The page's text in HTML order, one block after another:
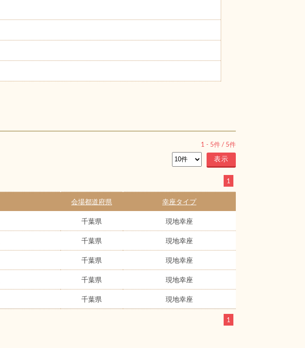
1 - 5件 / 5件
1
会場都道府県 幸座タイプ
千葉県 現地幸座
千葉県 現地幸座
千葉県 現地幸座
千葉県 現地幸座
千葉県 現地幸座
1